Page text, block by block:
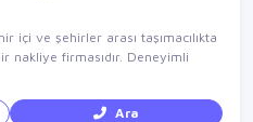
içi ve şehirler arası taşımacılıkta
nakliye firmasıdır. Deneyimli
Ara